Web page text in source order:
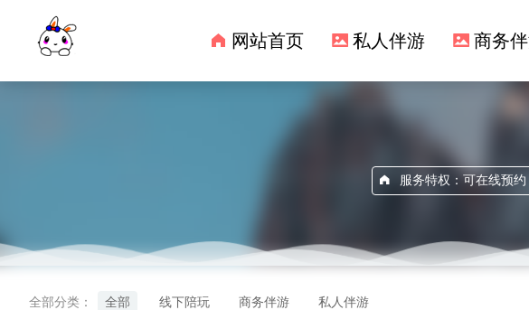
网站首页 私人伴游 商务
服务特权：可在线预
全部分类： 全部 线下陪玩 商务伴游 私人伴游